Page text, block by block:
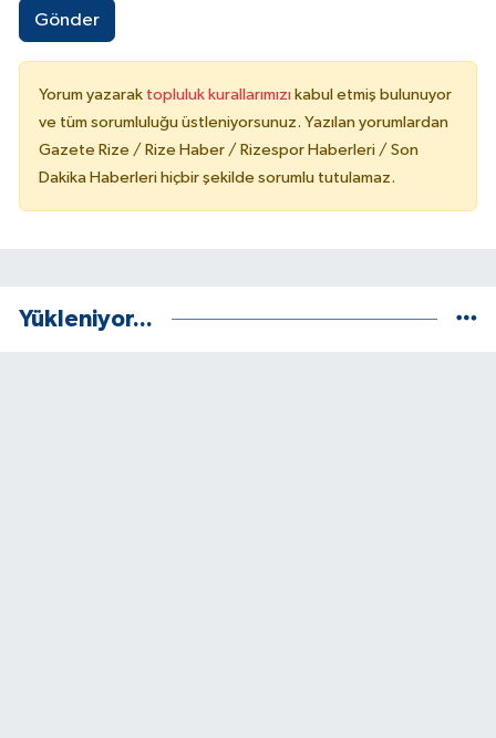
Gönder
Yorum yazarak topluluk kurallarımızı kabul etmiş bulunuyor
ve tüm sorumluluğu üstleniyorsunuz. Yazılan yorumlardan
Gazete Rize / Rize Haber / Rizespor Haberleri / Son
Dakika Haberleri hiçbir şekilde sorumlu tutulamaz.
Yükleniyor...